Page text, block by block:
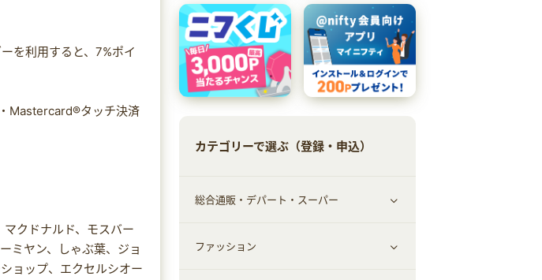
を利用すると、7%ポイ
Mastercard®タッチ決済
クドナルド、モスバー
ミヤン、しゃぶ葉、ジョ
ョップ、エクセルシオー
カテゴリーで選ぶ（登録・申込）
総合通販・デパート・スーパー
すべて見る
ファッション